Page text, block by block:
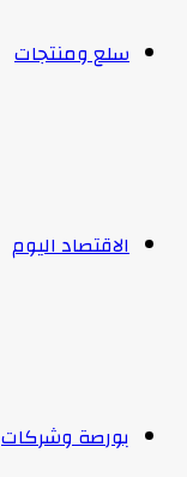
سلع ومنتجات
الاقتصاد اليوم
بورصة وشركات